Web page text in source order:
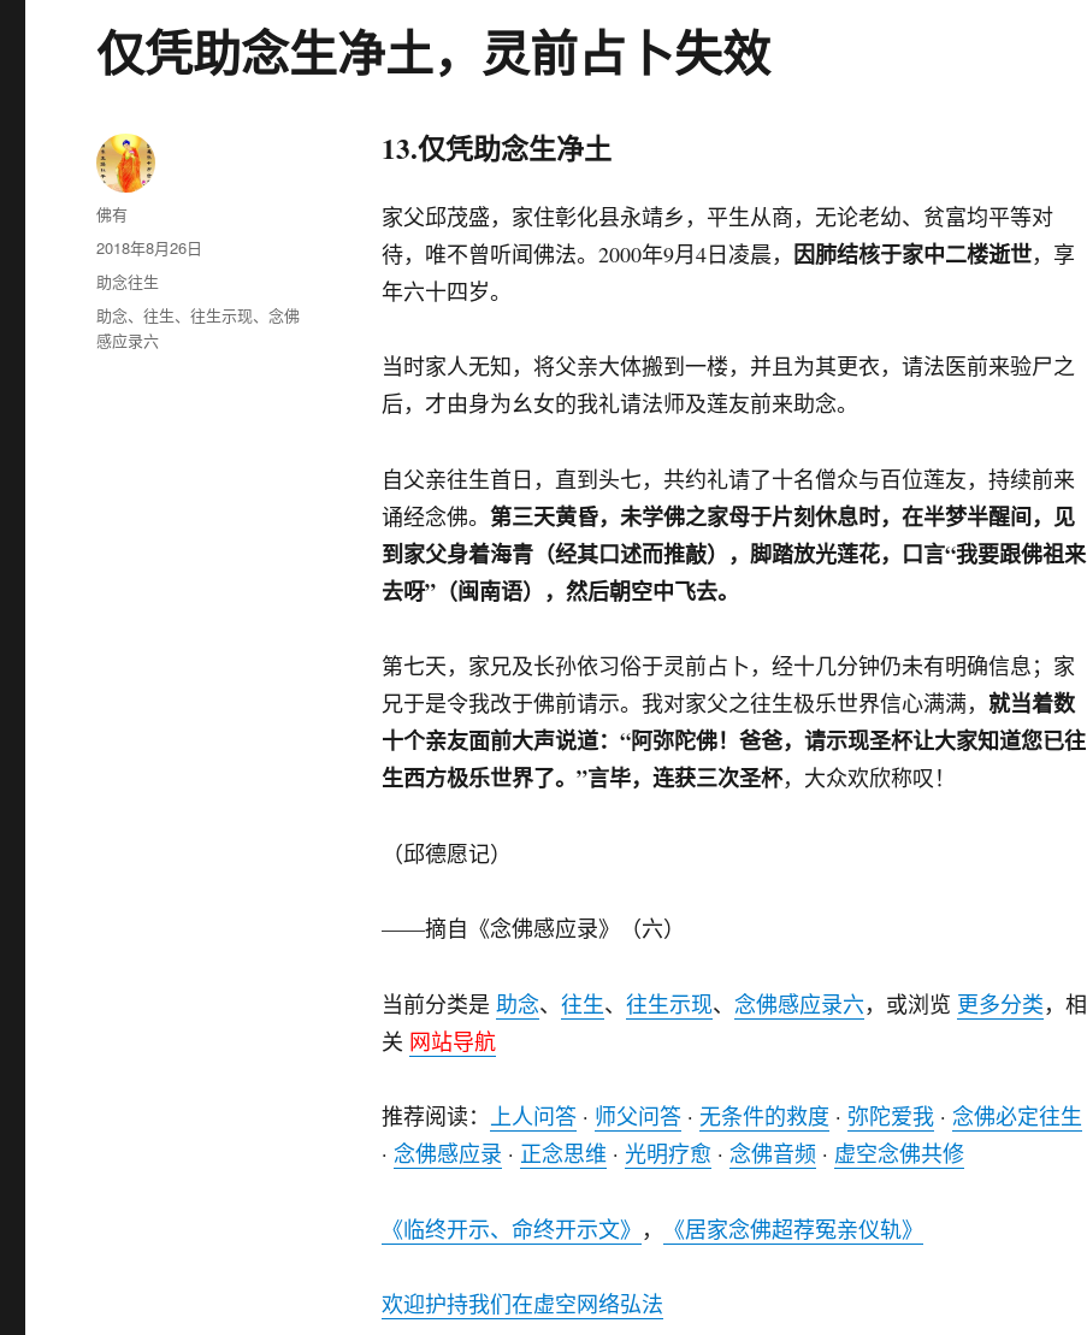
仅凭助念生净土，灵前占卜失效
13.仅凭助念生净土
家父邱茂盛，家住彰化县永靖乡，平生从商，无论老幼、贫富均平等对
待，唯不曾听闻佛法。2000年9月4日凌晨， 因肺结核于家中二楼逝世，享
年六十四岁。
当时家人无知，将父亲大体搬到一楼，并且为其更衣，请法医前来验尸之
后，才由身为幺女的我礼请法师及莲友前来助念。
自父亲往生首日，直到头七，共约礼请了十名僧众与百位莲友，持续前来
诵经念佛。 第三天黄昏，未学佛之家母于片刻休息时，在半梦半醒间，见
到家父身着海青（经其口述而推敲） ，脚踏放光莲花，口言“我要跟佛祖来
去呀”（闽南语） ，然后朝空中飞去。
第七天，家兄及长孙依习俗于灵前占卜，经十几分钟仍未有明确信息；家
兄于是令我改于佛前请示。我对家父之往生极乐世界信心满满， 就当着数
十个亲友面前大声说道：“阿弥陀佛！爸爸，请示现圣杯让大家知道您已往
生西方极乐世界了。”言毕，连获三次圣杯，大众欢欣称叹！
（邱德愿记）
——摘自《念佛感应录》（六）
当前分类是 助念、 往生、 往生示现、 念佛感应录六，或浏览 更多分类，相
关 网站导航
推荐阅读： 上人问答· 师父问答· 无条件的救度 · 弥陀爱我· 念佛必定往生
· 念佛感应录 · 正念思维· 光明疗愈· 念佛音频 · 虚空念佛共修
《临终开示、命终开示文》 ， 《居家念佛超荐冤亲仪轨》
欢迎护持我们在虚空网络弘法
作
者
佛有
发
布
于
2018年8月26日
分
类
助念往生
标
签
助念、往生、往生示现、念佛
感应录六